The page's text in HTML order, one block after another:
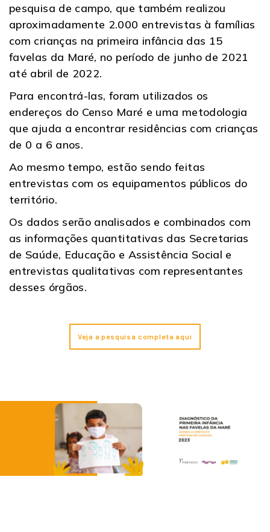
pesquisa de campo, que também realizou
aproximadamente 2.000 entrevistas à famílias
com crianças na primeira infância das 15
favelas da Maré, no período de junho de 2021
até abril de 2022.
Para encontrá-las, foram utilizados os
endereços do Censo Maré e uma metodologia
que ajuda a encontrar residências com crianças
de 0 a 6 anos.
Ao mesmo tempo, estão sendo feitas
entrevistas com os equipamentos públicos do
território.
Os dados serão analisados e combinados com
as informações quantitativas das Secretarias
de Saúde, Educação e Assistência Social e
entrevistas qualitativas com representantes
desses órgãos.
Veja a pesquisa completa aqui